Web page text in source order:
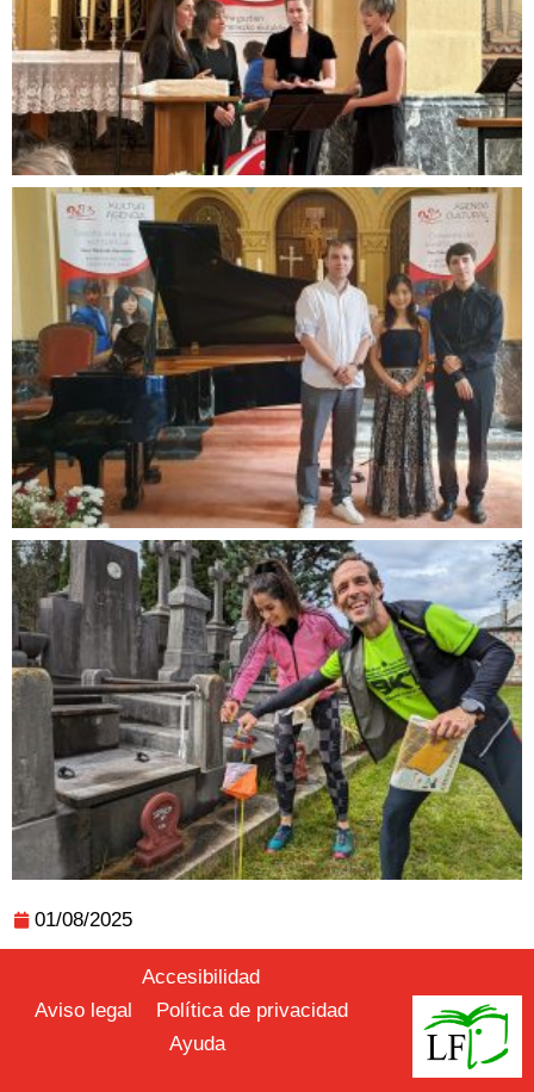
01/08/2025
Accesibilidad
Aviso legal
Política de privacidad
Ayuda